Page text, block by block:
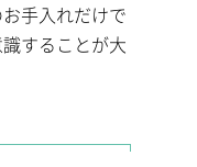
手入れだけで
することが大